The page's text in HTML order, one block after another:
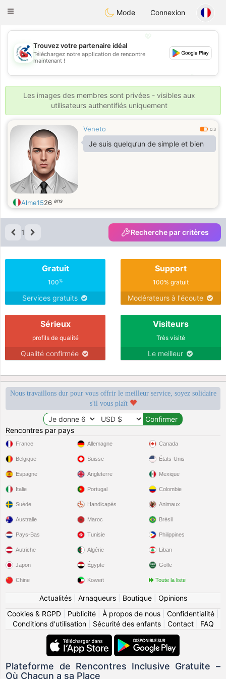
Handi Space
Toggle
Mode Connexion
💖
💕
💕
Trouvez votre partenaire idéal
Téléchargez notre application de rencontre
maintenant !
Les images des membres sont privées - visibles aux
utilisateurs authentifiés uniquement
Veneto 0.3
Je suis quelqu’un de simple et bien
Alme1526 ans
1 Recherche par critères
Gratuit
100%
Services gratuits
Support
100% gratuit
Modérateurs à l'écoute
Sérieux
profils de qualité
Qualité confirmée
Visiteurs
Très visité
Le meilleur
Nous travaillons dur pour vous offrir le meilleur service, soyez solidaire
s'il vous plaît
Rencontres par pays
France
Belgique
Espagne
Italie
Suède
Allemagne
Suisse
Angleterre
Portugal
Handicapés
Canada
États-Unis
Mexique
Colombie
Animaux
Australie
Pays-Bas
Autriche
Japon
Chine
Maroc
Tunisie
Algérie
Égypte
Koweït
Brésil
Philippines
Liban
Golfe
Toute la liste
Actualités| Arnaqueurs| Boutique| Opinions
Cookies & RGPD
Publicité À propos de nous Confidentialité
Conditions d'utilisation| Sécurité des enfants| Contact| FAQ
Plateforme de Rencontres Inclusive Gratuite –
Où Chacun a sa Place